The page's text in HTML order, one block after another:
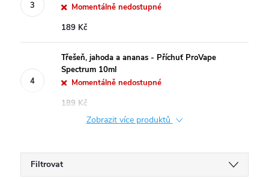
Momentálně nedostupné
189 Kč
Třešeň, jahoda a ananas - Příchuť ProVape
Spectrum 10ml
Momentálně nedostupné
189 Kč
Zobrazit více produktů
Filtrovat